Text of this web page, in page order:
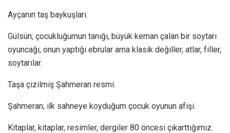
Ayçanın taş baykuşları.
Gülsün; çocukluğumun tanığı, büyük keman çalan bir soytarı
oyuncağı, onun yaptığı ebrular ama klasik değiller, atlar, filler,
soytarılar.
Taşa çizilmiş Şahmeran resmi.
Şahmeran; ilk sahneye koyduğum çocuk oyunun afişi.
Kitaplar, kitaplar, resimler, dergiler 80 öncesi çıkarttığımız.